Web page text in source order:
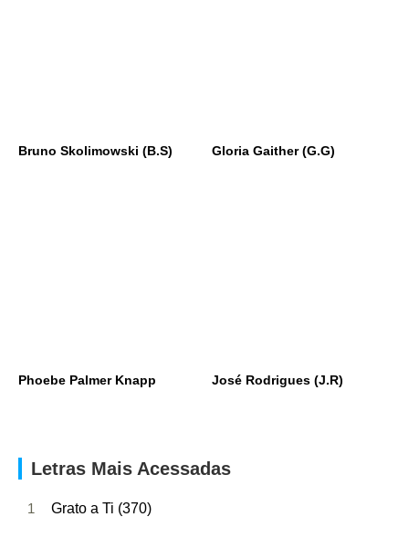
Bruno Skolimowski (B.S) Gloria Gaither (G.G)
Phoebe Palmer Knapp José Rodrigues (J.R)
Letras Mais Acessadas
1 Grato a Ti (370)